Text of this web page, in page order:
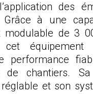
des
à une
modulable de 3
équipement
performance
de chantiers.
réglable et son